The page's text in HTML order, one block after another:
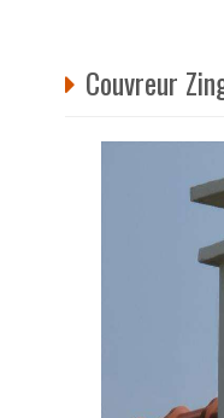
Couvreur